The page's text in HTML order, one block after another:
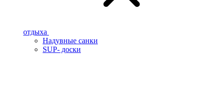
отдыха
Надувные санки
SUP- доски